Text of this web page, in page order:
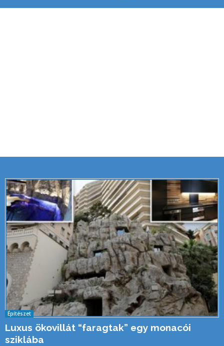
Építészet
Luxus ökovillát “faragtak” egy monacói
sziklába